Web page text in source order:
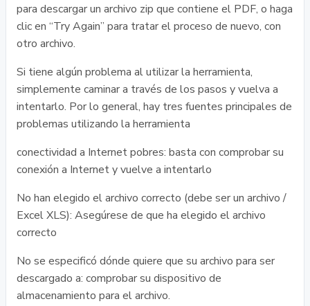
para descargar un archivo zip que contiene el PDF, o haga
clic en “Try Again” para tratar el proceso de nuevo, con
otro archivo.
Si tiene algún problema al utilizar la herramienta,
simplemente caminar a través de los pasos y vuelva a
intentarlo. Por lo general, hay tres fuentes principales de
problemas utilizando la herramienta
conectividad a Internet pobres: basta con comprobar su
conexión a Internet y vuelve a intentarlo
No han elegido el archivo correcto (debe ser un archivo /
Excel XLS): Asegúrese de que ha elegido el archivo
correcto
No se especificó dónde quiere que su archivo para ser
descargado a: comprobar su dispositivo de
almacenamiento para el archivo.